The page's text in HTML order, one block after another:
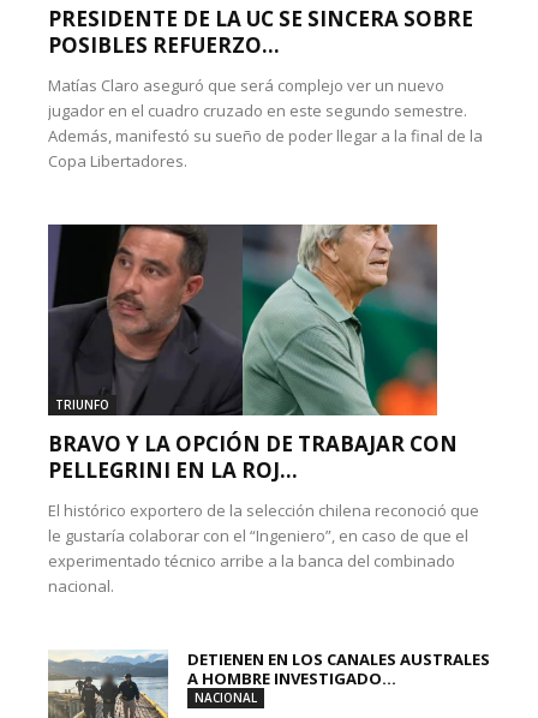
PRESIDENTE DE LA UC SE SINCERA SOBRE
POSIBLES REFUERZO...
Matías Claro aseguró que será complejo ver un nuevo
jugador en el cuadro cruzado en este segundo semestre.
Además, manifestó su sueño de poder llegar a la final de la
Copa Libertadores.
TRIUNFO
BRAVO Y LA OPCIÓN DE TRABAJAR CON
PELLEGRINI EN LA ROJ...
El histórico exportero de la selección chilena reconoció que
le gustaría colaborar con el “Ingeniero”, en caso de que el
experimentado técnico arribe a la banca del combinado
nacional.
DETIENEN EN LOS CANALES AUSTRALES
A HOMBRE INVESTIGADO...
NACIONAL